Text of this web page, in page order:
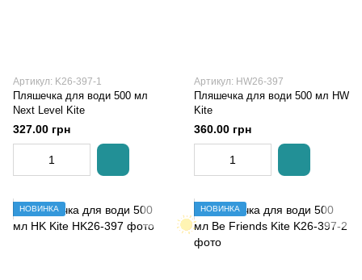
Артикул: K26-397-1
Пляшечка для води 500 мл
Next Level Kite
327.00 грн
Артикул: HW26-397
Пляшечка для води 500 мл HW
Kite
360.00 грн
НОВИНКА НОВИНКА